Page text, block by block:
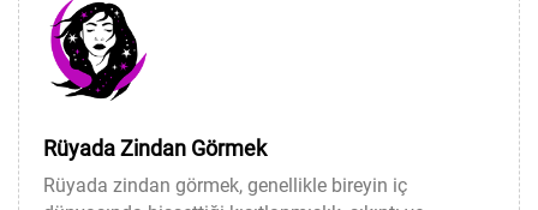
Rüyada Zindan Görmek
Rüyada zindan görmek, genellikle bireyin iç